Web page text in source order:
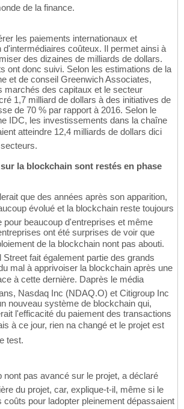
de la finance.
les paiements internationaux et
d'intermédiaires coûteux. Il permet ainsi à
des dizaines de milliards de dollars.
ont donc suivi. Selon les estimations de la
et de conseil Greenwich Associates,
marchés des capitaux et le secteur
1,7 milliard de dollars à des initiatives de
de 70 % par rapport à 2016. Selon le
IDC, les investissements dans la chaîne
atteindre 12,4 milliards de dollars dici
la blockchain sont restés en phase
que des années après son apparition,
évolué et la blockchain reste toujours
pour beaucoup d'entreprises et même
ont été surprises de voir que
de la blockchain nont pas abouti.
Street fait également partie des grands
mal à apprivoiser la blockchain après une
à cette dernière. Daprès le média
Nasdaq Inc (NDAQ.O) et Citigroup Inc
nouveau système de blockchain qui,
l'efficacité du paiement des transactions
à ce jour, rien na changé et le projet est
test.
pas avancé sur le projet, a déclaré
du projet, car, explique-t-il, même si le
pour ladopter pleinement dépassaient